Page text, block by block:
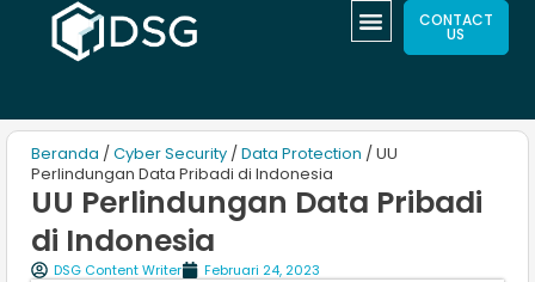
CONTACT
US
Beranda / Cyber Security / Data Protection / UU
Perlindungan Data Pribadi di Indonesia
UU Perlindungan Data Pribadi
di Indonesia
DSG Content Writer Februari 24, 2023